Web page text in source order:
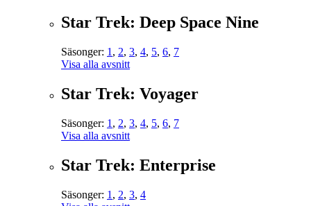
Star Trek: Deep Space Nine
Säsonger: 1 , 2, 3, 4, 5, 6, 7
Visa alla avsnitt
Star Trek: Voyager
Säsonger: 1 , 2, 3, 4, 5, 6, 7
Visa alla avsnitt
Star Trek: Enterprise
Säsonger: 1 , 2, 3, 4